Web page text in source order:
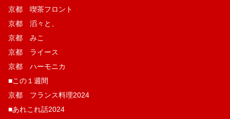
京都 喫茶フロント
京都 滔々と、
京都 みこ
京都 ライース
京都 ハーモニカ
■この１週間
京都 フランス料理2024
■あれこれ話2024